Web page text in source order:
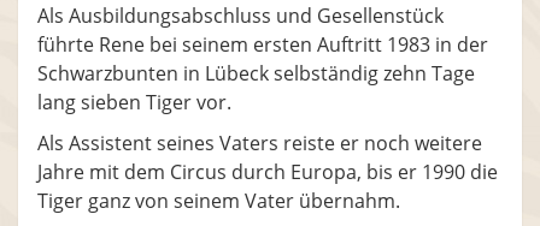
Als Ausbildungsabschluss und Gesellenstück
führte Rene bei seinem ersten Auftritt 1983 in der
Schwarzbunten in Lübeck selbständig zehn Tage
lang sieben Tiger vor.
Als Assistent seines Vaters reiste er noch weitere
Jahre mit dem Circus durch Europa, bis er 1990 die
Tiger ganz von seinem Vater übernahm.